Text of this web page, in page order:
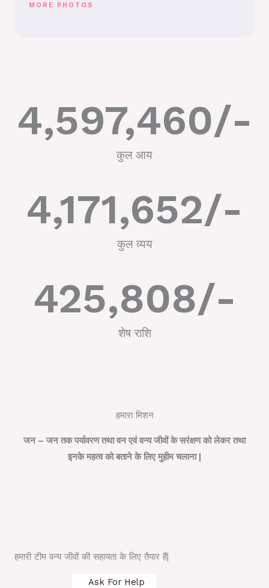
MORE PHOTOS
कुल आय
4,597,460/-
कुल व्यय
4,171,652/-
शेष राशि
425,808/-
हमारा मिशन
जन – जन तक पर्यावरण तथा वन एवं वन्य जीवों के सरंक्षण को लेकर तथा
इनके महत्व को बताने के लिए मुहीम चलाना |
हमारी टीम वन्य जीवों की सहायता के लिए तैयार हैं|
Ask For Help